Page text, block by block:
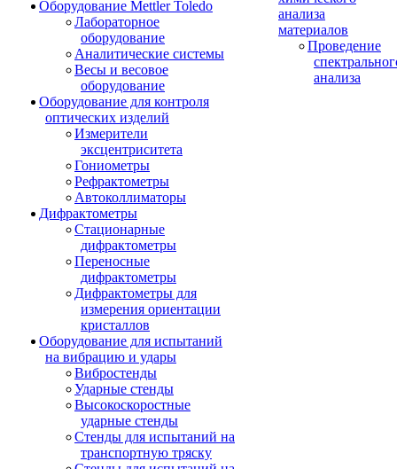
Оборудование Mettler Toledo
Лабораторное
оборудование
Аналитические системы
Весы и весовое
оборудование
Оборудование для контроля
оптических изделий
Измерители
эксцентриситета
Гониометры
Рефрактометры
Автоколлиматоры
Дифрактометры
Стационарные
дифрактометры
Переносные
дифрактометры
Дифрактометры для
измерения ориентации
кристаллов
Оборудование для испытаний
на вибрацию и удары
Вибростенды
Ударные стенды
Высокоскоростные
ударные стенды
Стенды для испытаний на
транспортную тряску
анализа
материалов
Проведение
анализа